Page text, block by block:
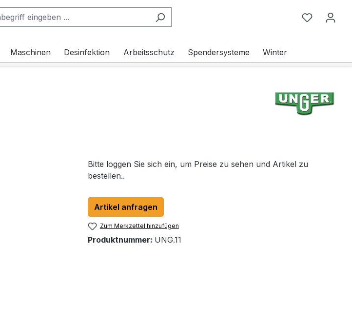
Du hast 0
Maschinen Desinfektion Arbeitsschutz Spendersysteme Winter
Bitte loggen Sie sich ein, um Preise zu sehen und Artikel zu
bestellen..
Artikel anfragen
Zum Merkzettel hinzufügen
Produktnummer: UNG.11